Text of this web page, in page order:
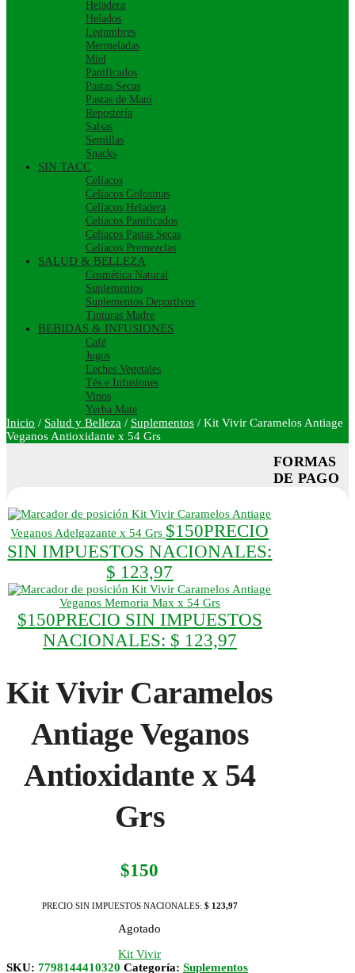
Heladera
Helados
Legumbres
Mermeladas
Miel
Panificados
Pastas Secas
Pastas de Maní
Repostería
Salsas
Semillas
Snacks
SIN TACC
Celíacos
Celíacos Golosinas
Celíacos Heladera
Celíacos Panificados
Celíacos Pastas Secas
Celíacos Premezclas
SALUD & BELLEZA
Cosmética Natural
Suplementos
Suplementos Deportivos
Tinturas Madre
BEBIDAS & INFUSIONES
Café
Jugos
Leches Vegetales
Tés e Infusiones
Vinos
Yerba Mate
Inicio / Salud y Belleza / Suplementos / Kit Vivir Caramelos Antiage
Veganos Antioxidante x 54 Grs
Kit Vivir Caramelos Antiage
Veganos Adelgazante x 54 Grs $150PRECIO
SIN IMPUESTOS NACIONALES:
$ 123,97
Kit Vivir Caramelos Antiage
Veganos Memoria Max x 54 Grs
$150PRECIO SIN IMPUESTOS
NACIONALES: $ 123,97
Kit Vivir Caramelos
Antiage Veganos
Antioxidante x 54
Grs
$150
PRECIO SIN IMPUESTOS NACIONALES: $ 123,97
Agotado
Kit Vivir
SKU: 7798144410320 Categoría: Suplementos
FORMAS
DE PAGO